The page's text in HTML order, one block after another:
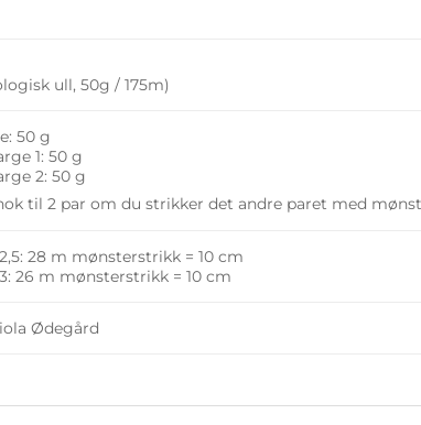
ull, 50g / 175m)
50 g
1: 50 g
2: 50 g
til 2 par om du strikker det andre paret med
28 m mønsterstrikk = 10 cm
26 m mønsterstrikk = 10 cm
Ødegård